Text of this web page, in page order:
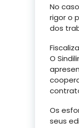
No
rigor o
dos
O
Os
seus